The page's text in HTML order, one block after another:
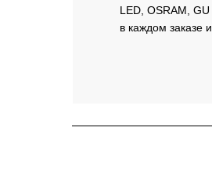
LED, OSRAM,
в каждом заказе